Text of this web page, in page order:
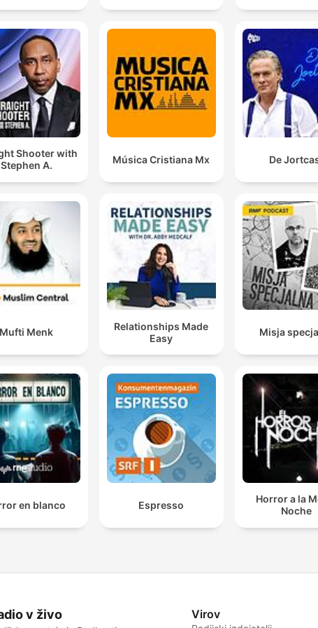
Shooter with
Stephen A.
Música Cristiana Mx De
Mufti Menk
Relationships Made
Easy
Misja
en blanco Espresso
Horror a la
Noche
v živo Virov